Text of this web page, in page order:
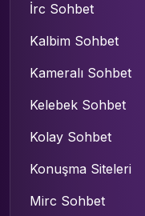
İrc Sohbet
Kalbim Sohbet
Kameralı Sohbet
Kelebek Sohbet
Kolay Sohbet
Konuşma Siteleri
Mirc Sohbet